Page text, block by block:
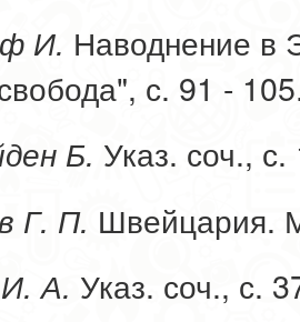
И. Наводнение в
с. 91 -
Б. Указ. соч.,
Г. П. Швейцария.
А. Указ. соч., с.